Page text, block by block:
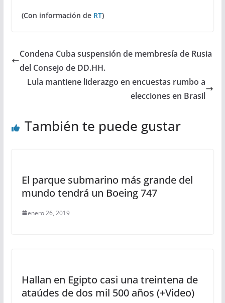
(Con información de RT)
Condena Cuba suspensión de membresía de Rusia
del Consejo de DD.HH.
Lula mantiene liderazgo en encuestas rumbo a
elecciones en Brasil
También te puede gustar
El parque submarino más grande del
mundo tendrá un Boeing 747
enero 26, 2019
Hallan en Egipto casi una treintena de
ataúdes de dos mil 500 años (+Video)